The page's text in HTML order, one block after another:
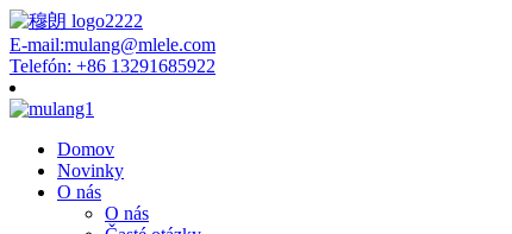
E-mail:mulang@mlele.com
Telefón: +86 13291685922
Domov
Novinky
O nás
O nás